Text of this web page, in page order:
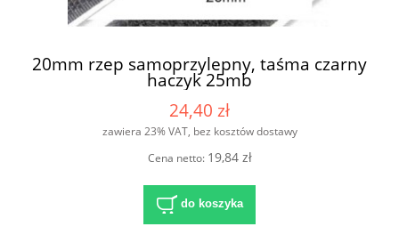
20mm rzep samoprzylepny, taśma czarny
haczyk 25mb
24,40 zł
zawiera 23% VAT, bez kosztów dostawy
Cena netto: 19,84 zł
do koszyka